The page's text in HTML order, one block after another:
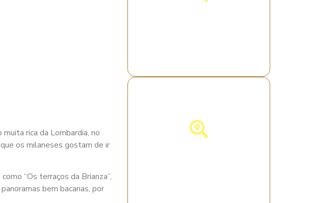
rica da Lombardia, no
os milaneses gostam de ir
“Os terraços da Brianza”,
bem bacanas, por